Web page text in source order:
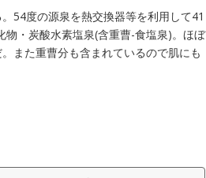
54度の源泉を熱交換器等を利用して41
・炭酸水素塩泉(含重曹-食塩泉)。ほぼ
また重曹分も含まれているので肌にも